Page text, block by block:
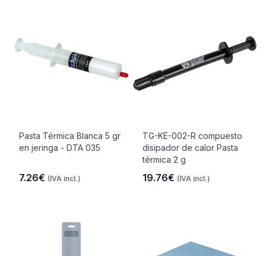
Pasta Térmica Blanca 5 gr
en jeringa - DTA 035
7.26€ (IVA incl.)
TG-KE-002-R compuesto
disipador de calor Pasta
térmica 2 g
19.76€ (IVA incl.)